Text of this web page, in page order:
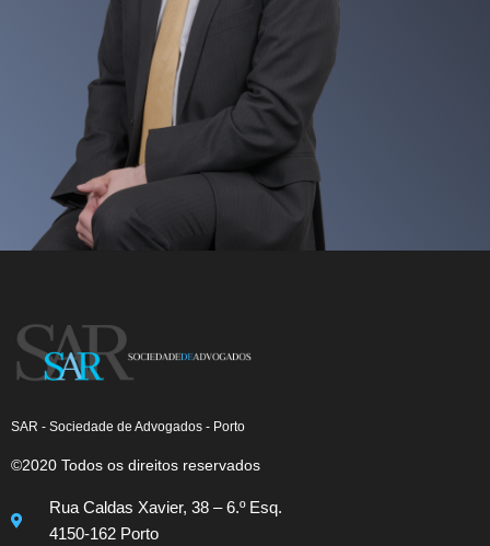
SAR - Sociedade de Advogados - Porto
©2020 Todos os direitos reservados
Rua Caldas Xavier, 38 – 6.º Esq.
4150-162 Porto